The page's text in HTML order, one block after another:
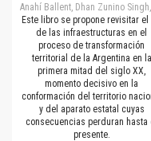
Anahí Ballent, Dhan Zunino
Este libro se propone revisitar el
de las infraestructuras en el
proceso de transformación
territorial de la Argentina en la
primera mitad del siglo XX,
momento decisivo en la
conformación del territorio
y del aparato estatal cuyas
consecuencias perduran hasta
presente.